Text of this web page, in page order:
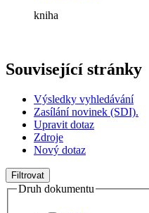
kniha
Související stránky
Výsledky vyhledávání
Zasílání novinek (SDI).
Upravit dotaz
Zdroje
Nový dotaz
Filtrovat
Druh dokumentu